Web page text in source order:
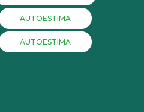
AUTOESTIMA
AUTOESTIMA